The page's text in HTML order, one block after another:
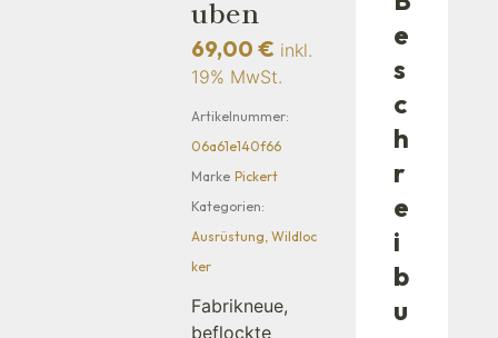
Uben
69,00€ inkl.
19% MwSt.
Artikelnummer:
06a61e140f66
Marke Pickert
Kategorien:
Ausrüstung,Wildloc
ker
Fabrikneue,
beflockte
e
s
c
h
r
e
i
b
u